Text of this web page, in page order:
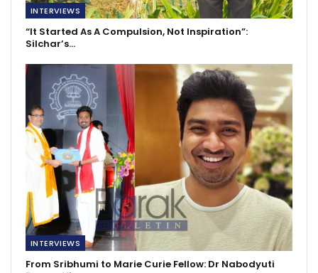
INTERVIEWS
“It Started As A Compulsion, Not Inspiration”:
Silchar’s…
INTERVIEWS
From Sribhumi to Marie Curie Fellow: Dr Nabodyuti